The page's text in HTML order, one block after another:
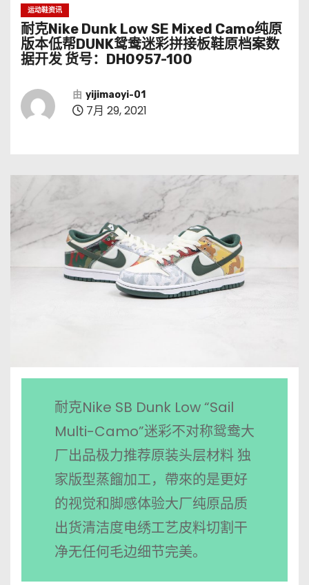
运动鞋资讯
耐克Nike Dunk Low SE Mixed Camo纯原
版本低帮DUNK鸳鸯迷彩拼接板鞋原档案数
据开发 货号：DH0957-100
由 yijimaoyi-01
7月 29, 2021
耐克Nike SB Dunk Low “Sail
Multi-Camo”迷彩不对称鸳鸯大
厂出品极力推荐原装头层材料 独
家版型蒸餾加工，帶來的是更好
的视觉和脚感体验大厂纯原品质
出货清洁度电绣工艺皮料切割干
净无任何毛边细节完美。